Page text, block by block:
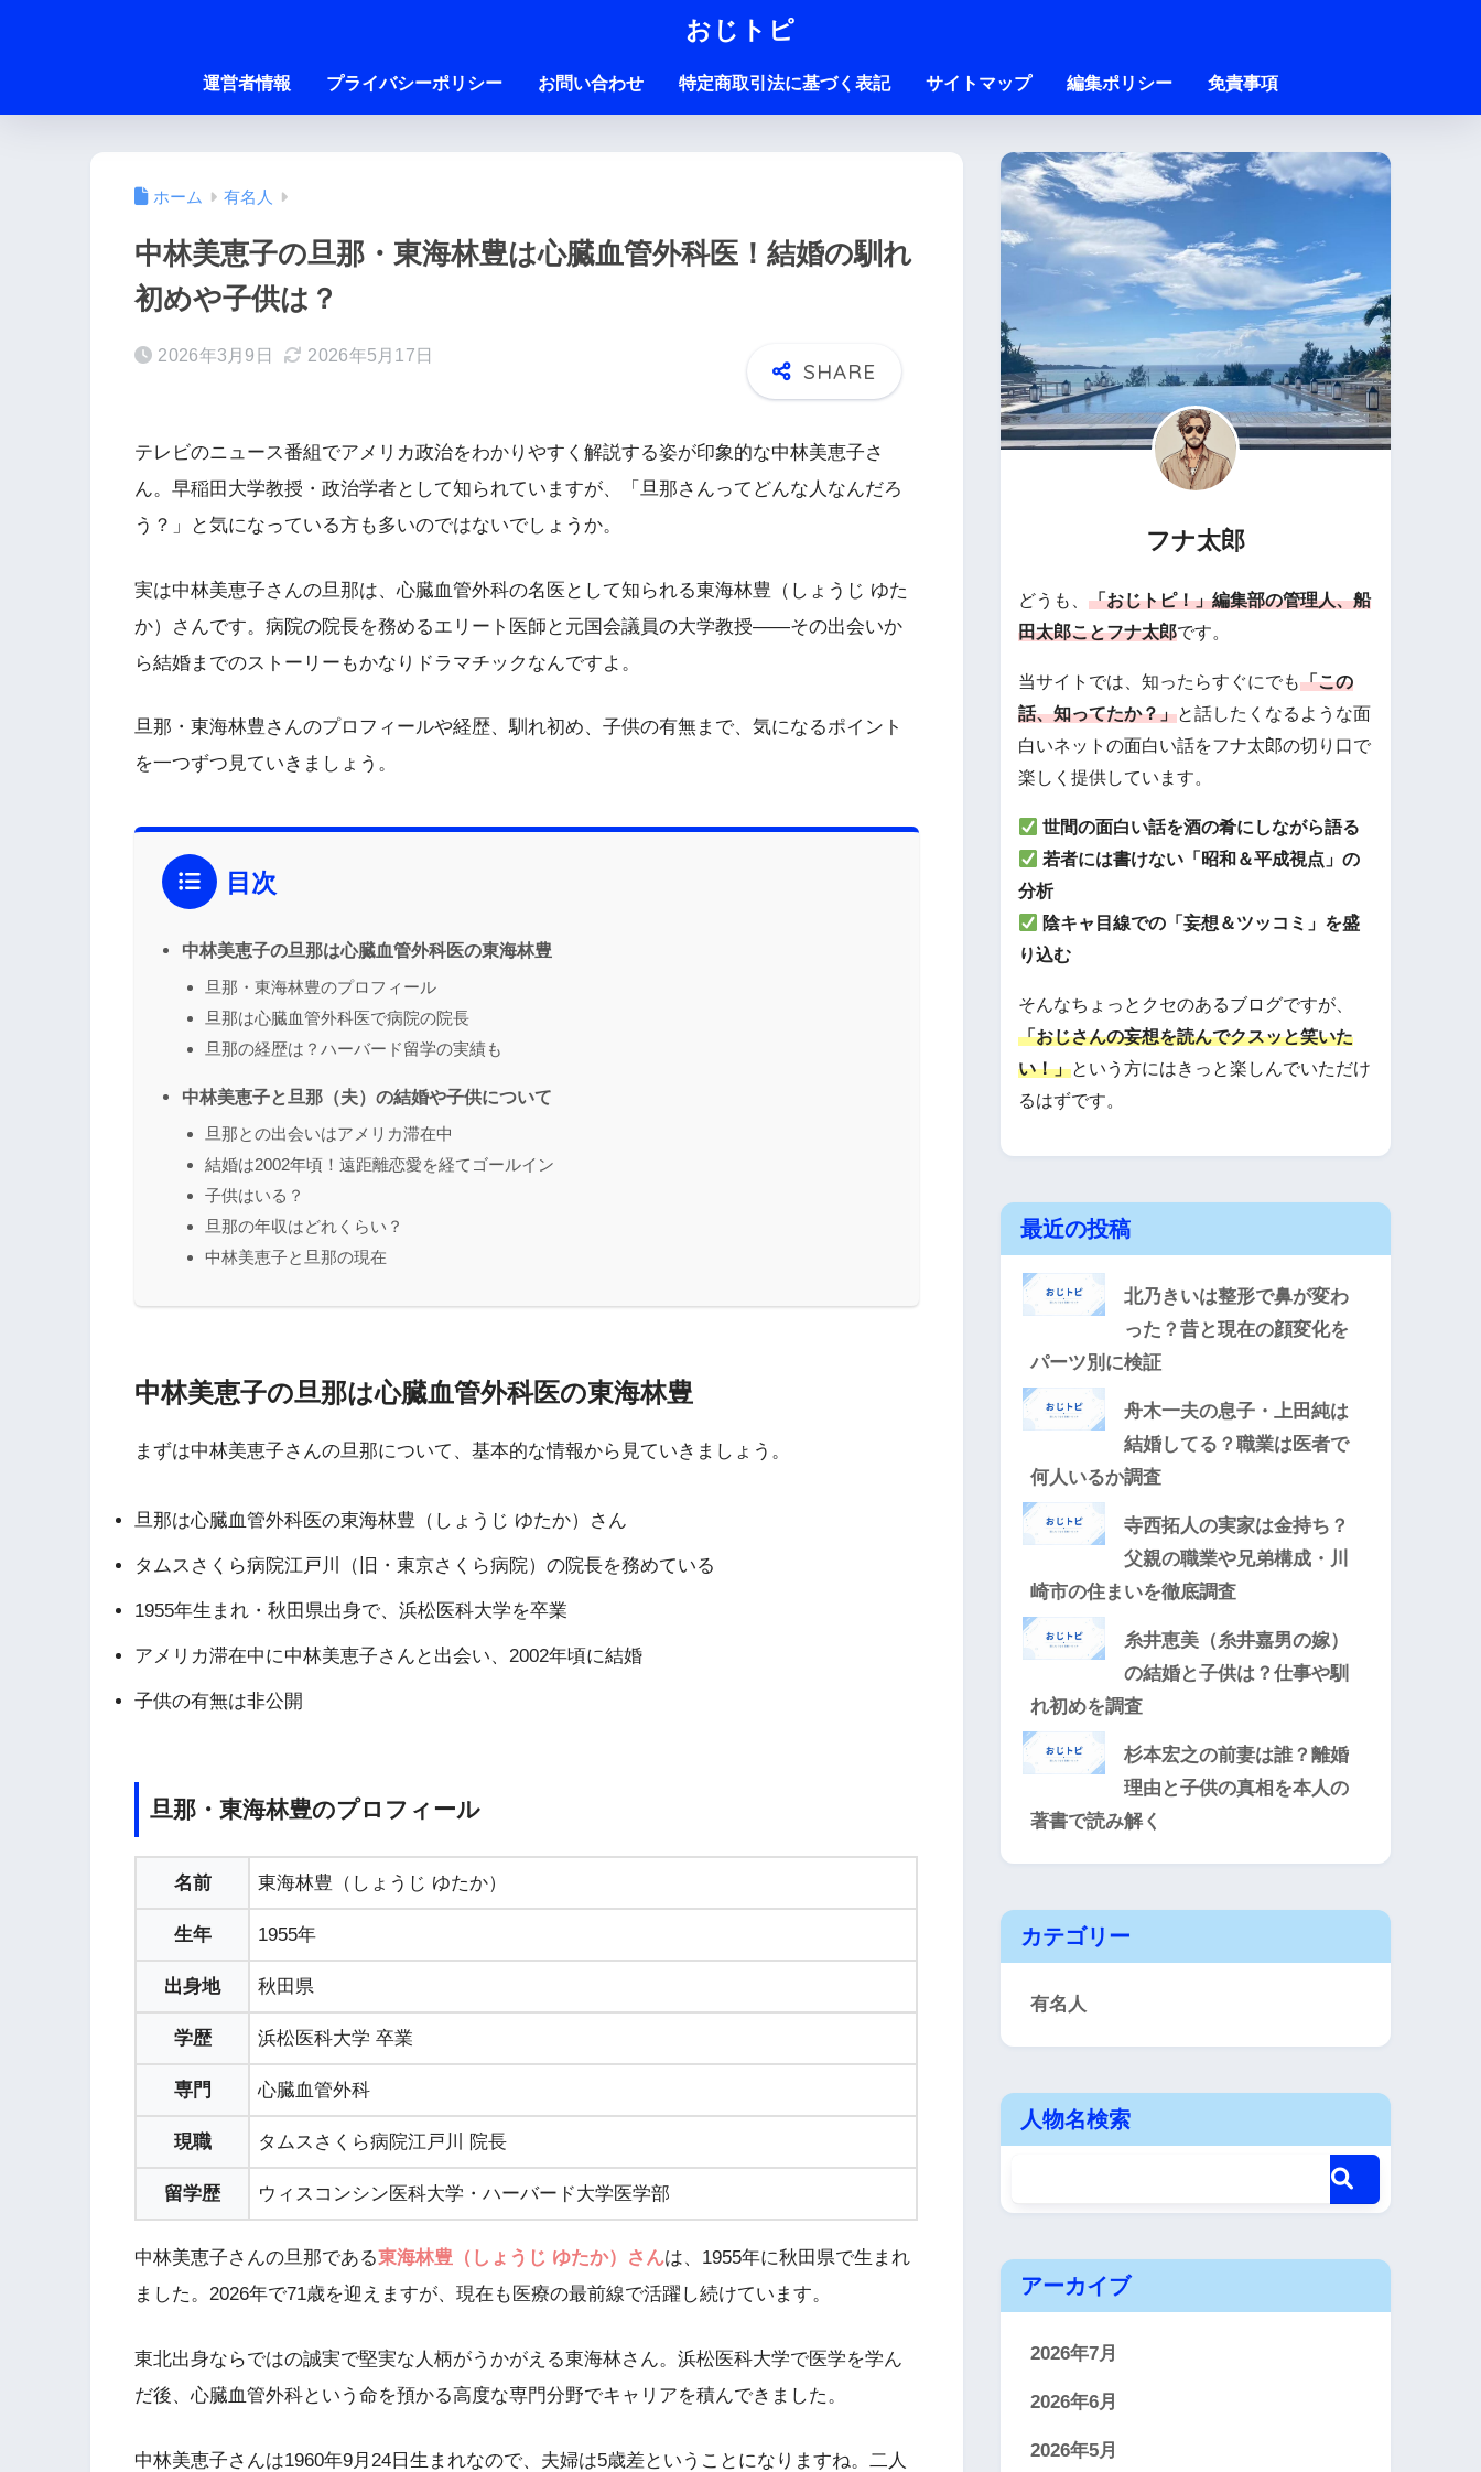
おじトピ
運営者情報 プライバシーポリシー お問い合わせ 特定商取引法に基づく表記 サイトマップ 編集ポリシー 免責事項
ホーム 有名人
中林美恵子の旦那・東海林豊は心臓血管外科医！結婚の馴れ
初めや子供は？
2026年3月9日 2026年5月17日
テレビのニュース番組でアメリカ政治をわかりやすく解説する姿が印象的な中林美恵子さ
ん。早稲田大学教授・政治学者として知られていますが、「旦那さんってどんな人なんだろ
う？」と気になっている方も多いのではないでしょうか。
実は中林美恵子さんの旦那は、心臓血管外科の名医として知られる東海林豊（しょうじ ゆた
か）さんです。病院の院長を務めるエリート医師と元国会議員の大学教授――その出会いか
ら結婚までのストーリーもかなりドラマチックなんですよ。
旦那・東海林豊さんのプロフィールや経歴、馴れ初め、子供の有無まで、気になるポイント
を一つずつ見ていきましょう。
目次
中林美恵子の旦那は心臓血管外科医の東海林豊
旦那・東海林豊のプロフィール
旦那は心臓血管外科医で病院の院長
旦那の経歴は？ハーバード留学の実績も
中林美恵子と旦那（夫）の結婚や子供について
旦那との出会いはアメリカ滞在中
結婚は2002年頃！遠距離恋愛を経てゴールイン
子供はいる？
旦那の年収はどれくらい？
中林美恵子と旦那の現在
中林美恵子の旦那は心臓血管外科医の東海林豊
まずは中林美恵子さんの旦那について、基本的な情報から見ていきましょう。
旦那は心臓血管外科医の東海林豊（しょうじ ゆたか）さん
タムスさくら病院江戸川（旧・東京さくら病院）の院長を務めている
1955年生まれ・秋田県出身で、浜松医科大学を卒業
アメリカ滞在中に中林美恵子さんと出会い、2002年頃に結婚
子供の有無は非公開
旦那・東海林豊のプロフィール
名前 東海林豊（しょうじ ゆたか）
生年 1955年
出身地 秋田県
学歴 浜松医科大学 卒業
専門 心臓血管外科
現職 タムスさくら病院江戸川 院長
留学歴 ウィスコンシン医科大学・ハーバード大学医学部
中林美恵子さんの旦那である東海林豊（しょうじ ゆたか）さんは、1955年に秋田県で生まれ
ました。2026年で71歳を迎えますが、現在も医療の最前線で活躍し続けています。
東北出身ならではの誠実で堅実な人柄がうかがえる東海林さん。浜松医科大学で医学を学ん
だ後、心臓血管外科という命を預かる高度な専門分野でキャリアを積んできました。
中林美恵子さんは1960年9月24日生まれなので、夫婦は5歳差ということになりますね。二人
フナ太郎
どうも、 「おじトピ！」編集部の管理人、船
田太郎ことフナ太郎です。
当サイトでは、知ったらすぐにでも「この
話、知ってたか？」と話したくなるような面
白いネットの面白い話をフナ太郎の切り口で
楽しく提供しています。
世間の面白い話を酒の肴にしながら語る
若者には書けない「昭和＆平成視点」の
分析
陰キャ目線での「妄想＆ツッコミ」を盛
り込む
そんなちょっとクセのあるブログですが、
「おじさんの妄想を読んでクスッと笑いた
い！」という方にはきっと楽しんでいただけ
るはずです。
最近の投稿
北乃きいは整形で鼻が変わ
った？昔と現在の顔変化を
パーツ別に検証
舟木一夫の息子・上田純は
結婚してる？職業は医者で
何人いるか調査
寺西拓人の実家は金持ち？
父親の職業や兄弟構成・川
崎市の住まいを徹底調査
糸井恵美（糸井嘉男の嫁）
の結婚と子供は？仕事や馴
れ初めを調査
杉本宏之の前妻は誰？離婚
理由と子供の真相を本人の
著書で読み解く
カテゴリー
有名人
人物名検索
アーカイブ
2026年7月
2026年6月
2026年5月